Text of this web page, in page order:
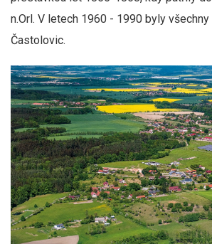
n.Orl. V letech 1960 - 1990 byly
Častolovic.